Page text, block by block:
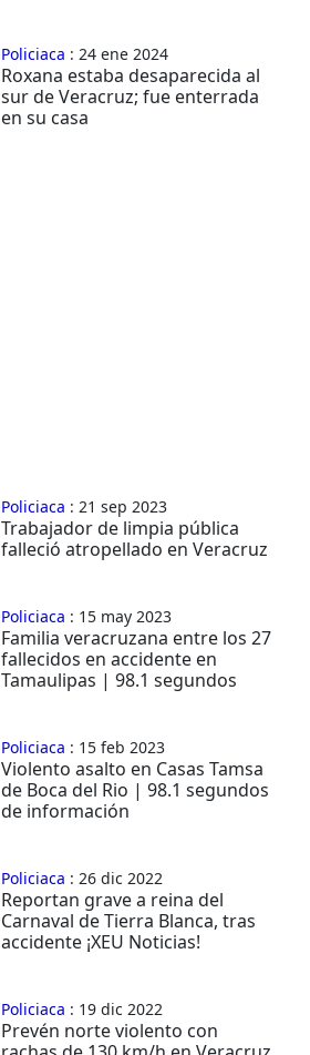
Policiaca : 24 ene 2024
Roxana estaba desaparecida al
sur de Veracruz; fue enterrada
en su casa
Policiaca : 21 sep 2023
Trabajador de limpia pública
falleció atropellado en Veracruz
Policiaca : 15 may 2023
Familia veracruzana entre los 27
fallecidos en accidente en
Tamaulipas | 98.1 segundos
Policiaca : 15 feb 2023
Violento asalto en Casas Tamsa
de Boca del Rio | 98.1 segundos
de información
Policiaca : 26 dic 2022
Reportan grave a reina del
Carnaval de Tierra Blanca, tras
accidente ¡XEU Noticias!
Policiaca : 19 dic 2022
Prevén norte violento con